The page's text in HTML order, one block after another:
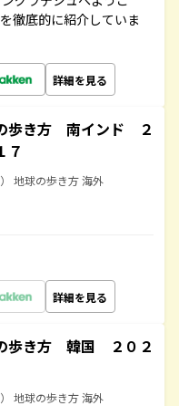
徹底的に紹介していま
詳細を見る
歩き方 南インド ２
７
地球の歩き方 海外
詳細を見る
歩き方 韓国 ２０２
地球の歩き方 海外